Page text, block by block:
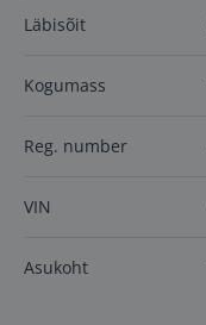
Läbisõit
Kogumass
Reg. number
VIN
Asukoht